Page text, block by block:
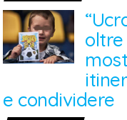
oltre
e condividere